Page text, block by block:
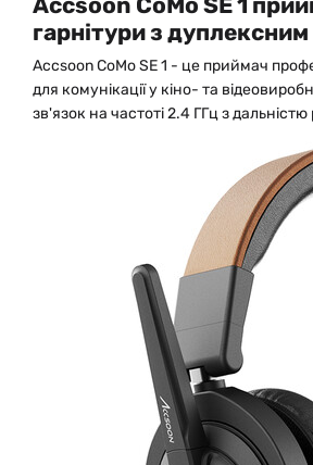
гарнітури з
Accsoon CoMo SE 1 - це приймач
для комунікації у кіно- та
зв'язок на частоті 2.4 ГГц з